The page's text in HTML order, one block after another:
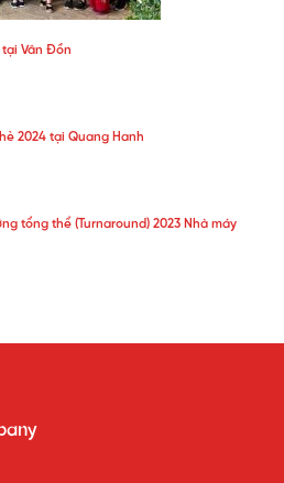
tại Vân Đồn
2024 tại Quang Hanh
tổng thể (Turnaround) 2023 Nhà máy